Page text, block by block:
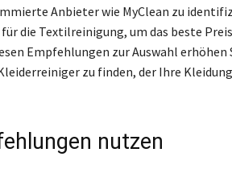
Anbieter wie MyClean zu
die Textilreinigung, um das beste
Empfehlungen zur Auswahl erhöhen
zu finden, der Ihre
nutzen